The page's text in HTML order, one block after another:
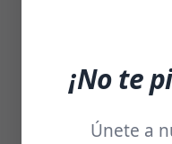
¡No te
Únete a